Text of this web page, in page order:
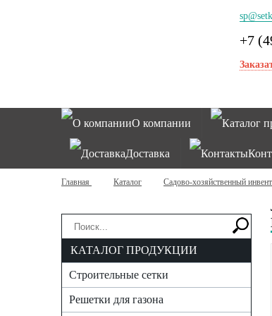
+7
О компании Каталог
Доставка
Главная Каталог Садово-хозяйственный
КАТАЛОГ ПРОДУКЦИИ
Строительные сетки
Решетки для газона